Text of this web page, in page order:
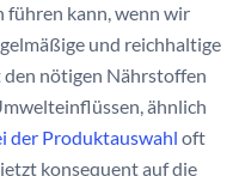
führen kann, wenn wir
und reichhaltige
nötigen Nährstoffen
ähnlich
der Produktauswahl oft
konsequent auf die